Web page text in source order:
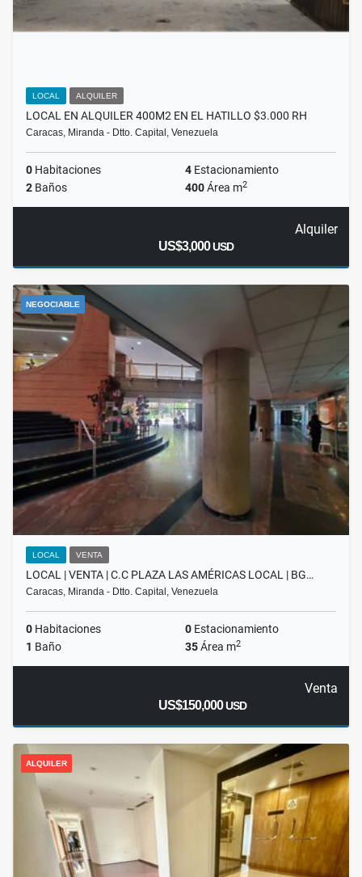
LOCAL ALQUILER
LOCAL EN ALQUILER 400M2 EN EL HATILLO $3.000 RH
Caracas, Miranda - Dtto. Capital, Venezuela
0 Habitaciones 4 Estacionamiento
2 Baños 400Área m2
Alquiler
US$3,000USD
NEGOCIABLE
LOCAL VENTA
LOCAL | VENTA | C.C PLAZA LAS AMÉRICAS LOCAL | BG…
Caracas, Miranda - Dtto. Capital, Venezuela
0 Habitaciones 0 Estacionamiento
1 Baño 35Área m2
Venta
US$150,000USD
ALQUILER